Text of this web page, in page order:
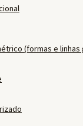
(formas e